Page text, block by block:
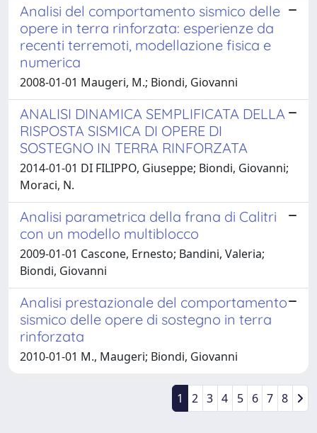
Analisi del comportamento sismico delle
opere in terra rinforzata: esperienze da
recenti terremoti, modellazione fisica e
numerica
2008-01-01 Maugeri, M.; Biondi, Giovanni
ANALISI DINAMICA SEMPLIFICATA DELLA
RISPOSTA SISMICA DI OPERE DI
SOSTEGNO IN TERRA RINFORZATA
2014-01-01 DI FILIPPO, Giuseppe; Biondi, Giovanni;
Moraci, N.
Analisi parametrica della frana di Calitri
con un modello multiblocco
2009-01-01 Cascone, Ernesto; Bandini, Valeria;
Biondi, Giovanni
Analisi prestazionale del comportamento
sismico delle opere di sostegno in terra
rinforzata
2010-01-01 M., Maugeri; Biondi, Giovanni
1 2 3 4 5 6 7 8